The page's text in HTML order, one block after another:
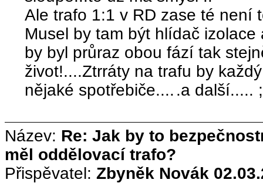
Ale trafo 1:1 v RD zase té není
Musel by tam být hlídač
by byl průraz obou fází tak
život!....Ztrráty na trafu by
nějaké spotřebiče.... .a další.....
Název: Re: Jak by to
měl oddělovací trafo?
Přispěvatel: Zbyněk Novák